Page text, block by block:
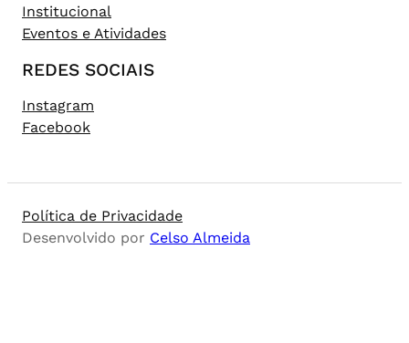
Institucional
Eventos e Atividades
REDES SOCIAIS
Instagram
Facebook
Política de Privacidade
Desenvolvido por Celso Almeida